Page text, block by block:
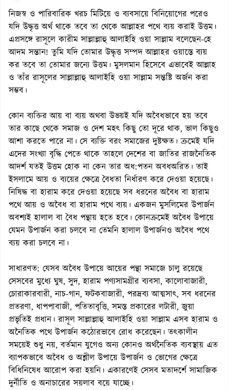
নিজস্ব ও পারিবারিক খরচ মিটিয়ে ও ব্যবসায়ে বিনিয়োগের পরেও
যদি উদ্ধৃত্ত অর্থ থাকে তবে তা থেকে আল্লাহর পথে ব্যয় করাই উত্তম।
এপ্রসঙ্গে রাসূলে কারীম সাল্লাল্লাহু আলাইহি ওয়া সাল্লাম বলেছেন-হে
আদম সন্তান! তুমি যদি তোমার উদ্ধৃত্ত সম্পদ আল্লাহর ওয়াস্তে ব্যয়
কর তবে তা তোমার জন্যে উত্তম। মুসলমান হিসেবে এভাবেই আল্লাহ
ও তাঁর রাসূলের সাল্লাল্লাহু আলাইহি ওয়া সাল্লাম সন্তষ্টি অর্জন করা
সম্ভব।
কোন ব্যক্তির আয় বা ব্যয় অথবা উভয়ই যদি অবৈধভাবে হয় তবে
তার কাছে থেকে সমাজ ও দেশ মহৎ কিছু তো দূরে থাক, ভাল কিছুও
আশা করতে পারে না। সে ব্যক্তি বরং সমাজের দুষ্টক্ষত। ক্রমেই যদি
এদের সংখ্যা বৃদ্ধি পেতে থাকে তাহলে দেশের বা জাতির রাজনৈতিক
আদর্শ যতই উত্তম হোক না কেন তার অধ:পতন অবধঅরিত। তাই
ইসলামে আয় ও ব্যয়ের ক্ষেত্রে বৈধতা নির্ধারণ করে দেওয়া হয়েছে।
নিষিদ্ধ বা হারাম করে দেওয়া হয়েছে সব ধরনের অবৈধ বা হারাম
পথে আয় ও অবৈধ বা হারাম পথে ব্যয়। একজন মুসলিমের উপার্জন
অবশ্যই হালাল বা বৈধ পন্থায় হতে হবে। কোনক্রমেই অবৈধ উপায়ে
যেমন উপার্জন করা চলবে না তেমনি হালাল উপার্জনও অবৈধ পথে
ব্যয় করা চলবে না।
সাধারণত: যেসব অবৈধ উপায়ে আয়ের পন্থা সমাজে চালু রয়েছে
সেসবের মুধ্যে ঘুষ, সুদ, হারাম পণ্যসামগ্রীর ব্যবসা, কালোবাজারী,
চোরাকারবারী, নাচ-গান, ফটকবাজারী, পরদ্রব্য আত্মসাৎ, সব ধরনের
প্রতরণা, ধাপপাবাজী, পতিতাবৃত্তি, সমস্ত প্রকারের লটারী, জুয়া
প্রভৃতিই প্রধান। রাসূল সাল্লাল্লাহু আলাইহি ওয়া সাল্লাম এসব হারাম ও
অনৈতিক পথে উপার্জন কঠোরভাবে রোধ করেছেন। তৎকালীন
সময়েই শুধু নয়, বর্তমান যুগেও অন্য কোনও অর্থনৈতিক ব্যবস্থায় এত
ব্যাপকভাবে অবৈধ ও অশ্লীল উপায়ে উপার্জন ও ভোগের ক্ষেত্রে
বিধিনিষেধ আরোপ করা হয়নি। একারণেই সেসব মতাদর্শে সামাজিক
দুর্নীতি ও অনাচারের সয়লাব বয়ে যাচ্ছে।